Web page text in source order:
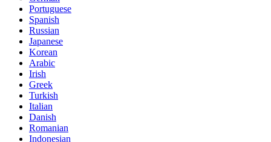
Portuguese
Spanish
Russian
Japanese
Korean
Arabic
Irish
Greek
Turkish
Italian
Danish
Romanian
Indonesian